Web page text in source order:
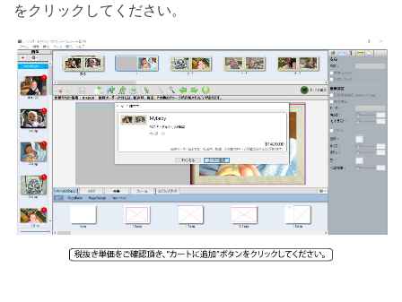
をクリックしてください。